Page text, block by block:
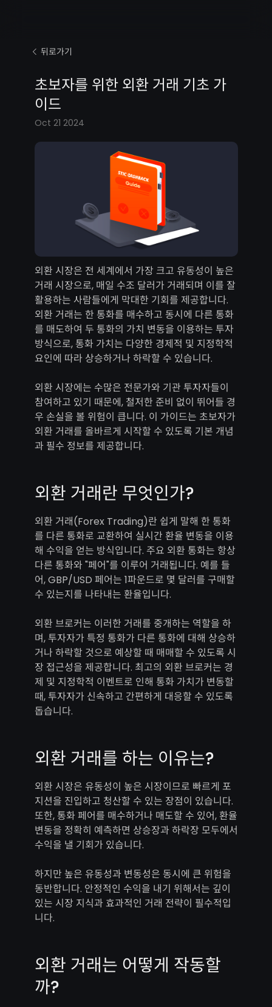
뒤로가기
초보자를 위한 외환 거래 기초 가
이드
Oct 21 2024
외환 시장은 전 세계에서 가장 크고 유동성이 높은
거래 시장으로, 매일 수조 달러가 거래되며 이를 잘
활용하는 사람들에게 막대한 기회를 제공합니다.
외환 거래는 한 통화를 매수하고 동시에 다른 통화
를 매도하여 두 통화의 가치 변동을 이용하는 투자
방식으로, 통화 가치는 다양한 경제적 및 지정학적
요인에 따라 상승하거나 하락할 수 있습니다.
외환 시장에는 수많은 전문가와 기관 투자자들이
참여하고 있기 때문에, 철저한 준비 없이 뛰어들 경
우 손실을 볼 위험이 큽니다. 이 가이드는 초보자가
외환 거래를 올바르게 시작할 수 있도록 기본 개념
과 필수 정보를 제공합니다.
외환 거래란 무엇인가?
외환 거래(Forex Trading)란 쉽게 말해 한 통화
를 다른 통화로 교환하여 실시간 환율 변동을 이용
해 수익을 얻는 방식입니다. 주요 외환 통화는 항상
다른 통화와 "페어"를 이루어 거래됩니다. 예를 들
어, GBP/USD 페어는 1파운드로 몇 달러를 구매할
수 있는지를 나타내는 환율입니다.
외환 브로커는 이러한 거래를 중개하는 역할을 하
며, 투자자가 특정 통화가 다른 통화에 대해 상승하
거나 하락할 것으로 예상할 때 매매할 수 있도록 시
장 접근성을 제공합니다. 최고의 외환 브로커는 경
제 및 지정학적 이벤트로 인해 통화 가치가 변동할
때, 투자자가 신속하고 간편하게 대응할 수 있도록
돕습니다.
외환 거래를 하는 이유는?
외환 시장은 유동성이 높은 시장이므로 빠르게 포
지션을 진입하고 청산할 수 있는 장점이 있습니다.
또한, 통화 페어를 매수하거나 매도할 수 있어, 환율
변동을 정확히 예측하면 상승장과 하락장 모두에서
수익을 낼 기회가 있습니다.
하지만 높은 유동성과 변동성은 동시에 큰 위험을
동반합니다. 안정적인 수익을 내기 위해서는 깊이
있는 시장 지식과 효과적인 거래 전략이 필수적입
니다.
외환 거래는 어떻게 작동할
까?